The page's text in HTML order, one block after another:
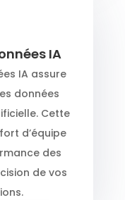
IA
IA assure
données
Cette
d’équipe
des
de vos